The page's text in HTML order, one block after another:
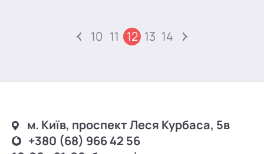
10 11 12 13 14
м. Київ, проспект Леся Курбаса, 5в
+380 (68) 966 42 56